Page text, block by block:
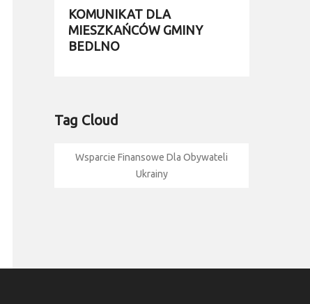
KOMUNIKAT DLA
MIESZKAŃCÓW GMINY
BEDLNO
Tag Cloud
Wsparcie Finansowe Dla Obywateli
Ukrainy